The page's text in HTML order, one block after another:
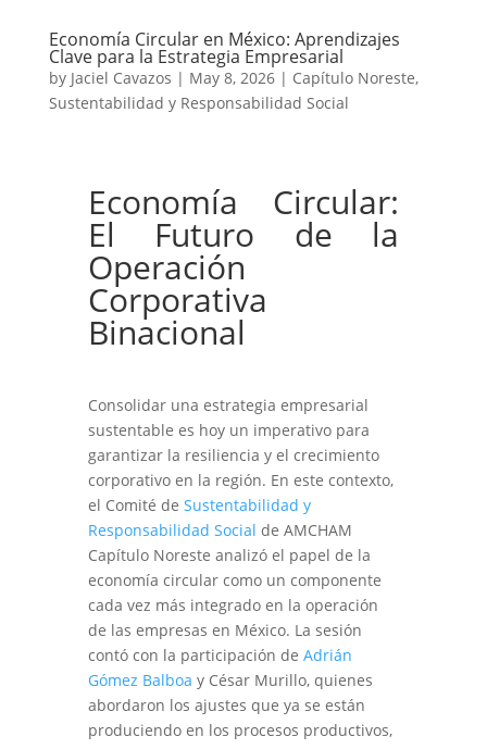
Economía Circular en México: Aprendizajes
Clave para la Estrategia Empresarial
by Jaciel Cavazos | May 8, 2026| Capítulo Noreste,
Sustentabilidad y Responsabilidad Social
Economía Circular:
El Futuro de la
Operación
Corporativa
Binacional
Consolidar una estrategia empresarial
sustentable es hoy un imperativo para
garantizar la resiliencia y el crecimiento
corporativo en la región. En este contexto,
el Comité de Sustentabilidad y
Responsabilidad Social de AMCHAM
Capítulo Noreste analizó el papel de la
economía circular como un componente
cada vez más integrado en la operación
de las empresas en México. La sesión
contó con la participación de Adrián
Gómez Balboa y César Murillo, quienes
abordaron los ajustes que ya se están
produciendo en los procesos productivos,